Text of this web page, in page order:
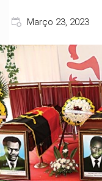
Março 23, 2023